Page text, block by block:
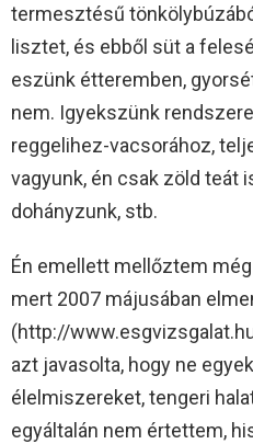
termesztésű
lisztet, és ebből süt a
eszünk étteremben,
nem. Igyekszünk
reggelihez-vacsorához,
vagyunk, én csak zöld teát
dohányzunk, stb.
Én emellett mellőztem
mert 2007 májusában
(http://
azt javasolta, hogy ne
élelmiszereket, tengeri
egyáltalán nem értettem,